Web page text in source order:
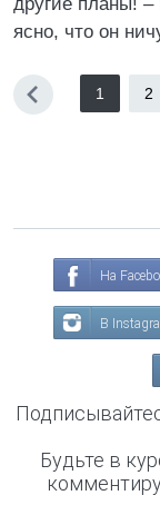
ясно, что он
1 2
На
В
Будьте в